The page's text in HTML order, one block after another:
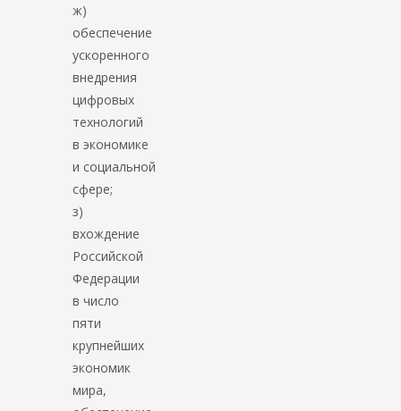
ж)
обеспечение
ускоренного
внедрения
цифровых
технологий
в экономике
и социальной
сфере;
з)
вхождение
Российской
Федерации
в число
пяти
крупнейших
экономик
мира,